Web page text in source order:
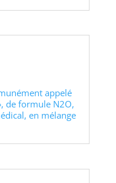
appelé
de formule N2O,
en mélange